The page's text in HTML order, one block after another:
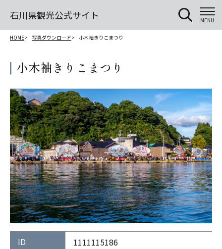
石川県観光公式サイト MENU
HOME 写真ダウンロード 小木袖きりこまつり
小木袖きりこまつり
ID
1111115186